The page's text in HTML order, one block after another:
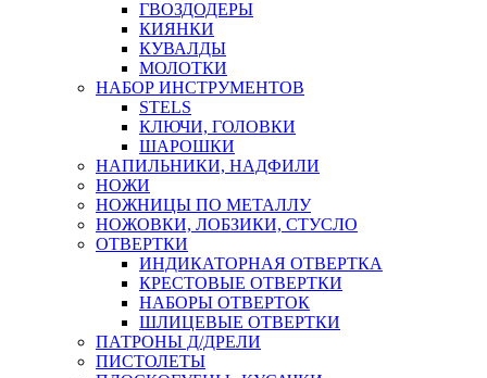
ГВОЗДОДЕРЫ
КИЯНКИ
КУВАЛДЫ
МОЛОТКИ
НАБОР ИНСТРУМЕНТОВ
STELS
КЛЮЧИ, ГОЛОВКИ
ШАРОШКИ
НАПИЛЬНИКИ, НАДФИЛИ
НОЖИ
НОЖНИЦЫ ПО МЕТАЛЛУ
НОЖОВКИ, ЛОБЗИКИ, СТУСЛО
ОТВЕРТКИ
ИНДИКАТОРНАЯ ОТВЕРТКА
КРЕСТОВЫЕ ОТВЕРТКИ
НАБОРЫ ОТВЕРТОК
ШЛИЦЕВЫЕ ОТВЕРТКИ
ПАТРОНЫ Д/ДРЕЛИ
ПИСТОЛЕТЫ